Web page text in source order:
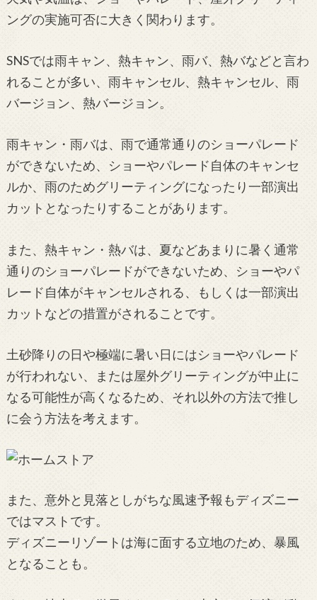
ングの実施可否に大きく関わります。
SNSでは雨キャン、熱キャン、雨バ、熱バなどと言わ
れることが多い、雨キャンセル、熱キャンセル、雨
バージョン、熱バージョン。
雨キャン・雨バは、雨で通常通りのショーパレード
ができないため、ショーやパレード自体のキャンセ
ルか、雨のためグリーティングになったり一部演出
カットとなったりすることがあります。
また、熱キャン・熱バは、夏などあまりに暑く通常
通りのショーパレードができないため、ショーやパ
レード自体がキャンセルされる、もしくは一部演出
カットなどの措置がされることです。
土砂降りの日や極端に暑い日にはショーやパレード
が行われない、または屋外グリーティングが中止に
なる可能性が高くなるため、それ以外の方法で推し
に会う方法を考えます。
また、意外と見落としがちな風速予報もディズニー
ではマストです。
ディズニーリゾートは海に面する立地のため、暴風
となることも。